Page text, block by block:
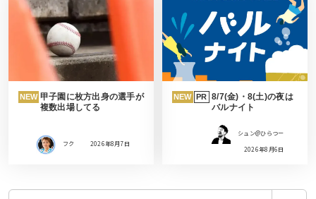
NEW 甲子園に枚方出身の選手が
複数出場してる
フク 2026年8月7日
NEW PR 8/7(金)・8(土)の夜は
バルナイト
シュン@ひらつー
2026年8月6日
検